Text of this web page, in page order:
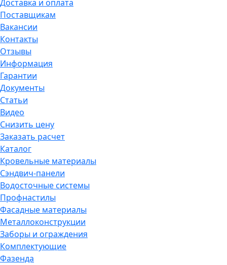
Доставка и оплата
Поставщикам
Вакансии
Контакты
Отзывы
Информация
Гарантии
Документы
Статьи
Видео
Снизить цену
Заказать расчет
Каталог
Кровельные материалы
Сэндвич-панели
Водосточные системы
Профнастилы
Фасадные материалы
Металлоконструкции
Заборы и ограждения
Комплектующие
Фазенда